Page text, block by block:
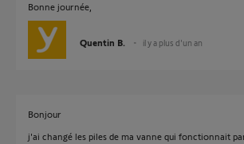
Bonne journée,
Quentin B. il y a plus d'un an
Bonjour
j'ai changé les piles de ma vanne qui fonctionnait